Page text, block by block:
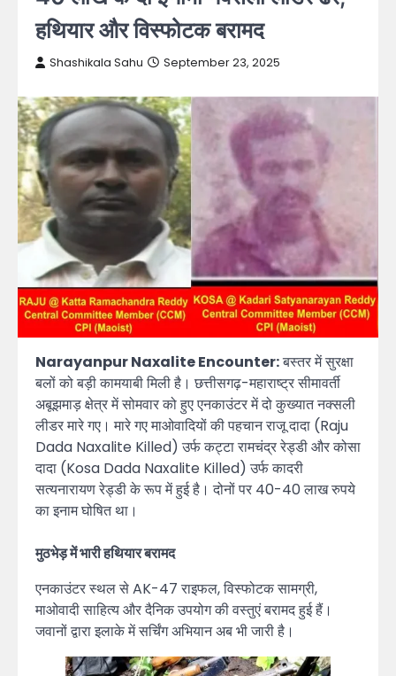
हथियार और विस्फोटक बरामद
Shashikala Sahu September 23, 2025
Narayanpur Naxalite Encounter:बस्तर में सुरक्षा
बलों को बड़ी कामयाबी मिली है। छत्तीसगढ़-महाराष्ट्र सीमावर्ती
अबूझमाड़ क्षेत्र में सोमवार को हुए एनकाउंटर में दो कुख्यात नक्सली
लीडर मारे गए। मारे गए माओवादियों की पहचान राजू दादा (Raju
Dada Naxalite Killed) उर्फ कट्टा रामचंद्र रेड्डी और कोसा
दादा (Kosa Dada Naxalite Killed) उर्फ कादरी
सत्यनारायण रेड्डी के रूप में हुई है। दोनों पर 40-40 लाख रुपये
का इनाम घोषित था।
मुठभेड़ में भारी हथियार बरामद
एनकाउंटर स्थल से AK-47 राइफल, विस्फोटक सामग्री,
माओवादी साहित्य और दैनिक उपयोग की वस्तुएं बरामद हुई हैं।
जवानों द्वारा इलाके में सर्चिंग अभियान अब भी जारी है।